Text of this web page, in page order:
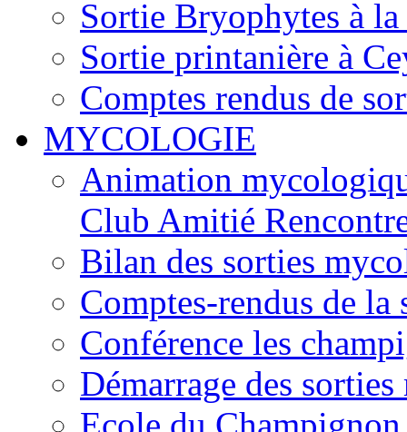
Sortie Bryophytes à la
Sortie printanière à
Comptes rendus de
MYCOLOGIE
Animation
Club Amitié
Bilan des sorties
Comptes-rendus de
Conférence les
Démarrage des